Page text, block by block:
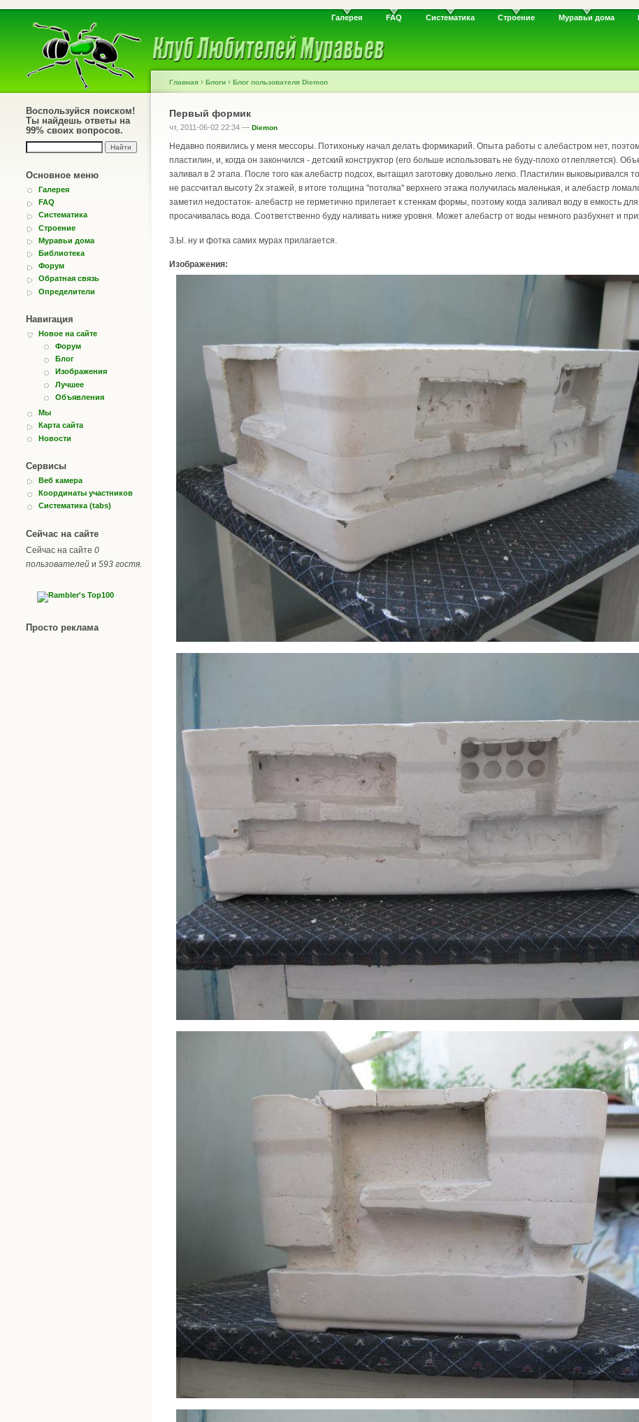
Галерея FAQ Систематика Строение Муравьи дома
Воспользуйся поиском!
Ты найдешь ответы на
99% своих вопросов.
Основное меню
Галерея
FAQ
Систематика
Строение
Муравьи дома
Библиотека
Форум
Обратная связь
Определители
Навигация
Новое на сайте
Форум
Блог
Изображения
Лучшее
Объявления
Мы
Карта сайта
Новости
Сервисы
Веб камера
Координаты участников
Систематика (tabs)
Сейчас на сайте
Сейчас на сайте 0
пользователей и 593 гостя
Просто реклама
Главная › Блоги › Блог пользователя Diemon
Первый формик
чт, 2011-06-02 22:34 — Diemon
Недавно появились у меня мессоры. Потихоньку начал делать формикарий. Опыта работы с алебастром нет,
пластилин, и, когда он закончился - детский конструктор (его больше использовать не буду-плохо отлепляется).
заливал в 2 этапа. После того как алебастр подсох, вытащил заготовку довольно легко. Пластилин выковыривался
не рассчитал высоту 2х этажей, в итоге толщина "потолка" верхнего этажа получилась маленькая, и алебастр
заметил недостаток- алебастр не герметично прилегает к стенкам формы, поэтому когда заливал воду в емкость
просачивалась вода. Соответственно буду наливать ниже уровня. Может алебастр от воды немного разбухнет и
З.Ы. ну и фотка самих мурах прилагается.
Изображения: